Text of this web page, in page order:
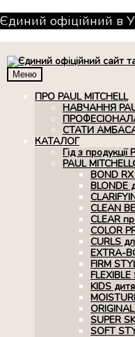
Єдиний офіційний в
Меню
ПРО PAUL MITCHELL
НАВЧАННЯ
СТАТИ
КАТАЛОГ
Гід з
PAUL
BOND
BLONDE
CLEAN
CLEAR
COLOR
CURLS
EXTRA-
FIRM
KIDS
SUPER
SOFT